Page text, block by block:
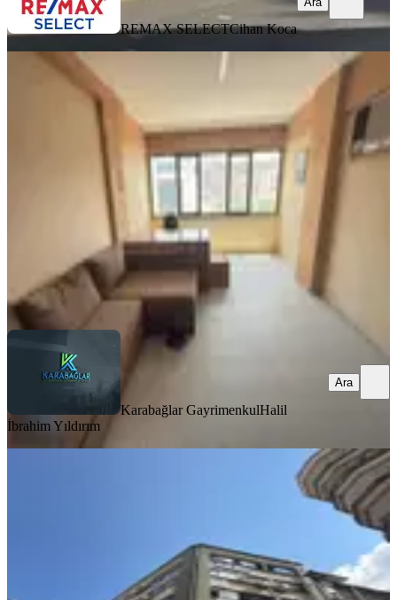
REMAX SELECTCihan Koca
Merkezi Konumda Klimalı Balkonlu
Mutfaklı Wcli
İzmir, Konak
2 Oda·45 m²·5. Kat·04.08.2026
15.000 ₺
Karabağlar GayrimenkulHalil İbrahim Yıldırım
Ara
Karabağlar GayrimenkulHalil
İbrahim Yıldırım
Ara
İlkadım Merkez'de Subaşı Optiğin
Üzerinde Kiralık Ofis Katı 1+1
81 m² · 1. Kat·03.08.2026
23.000 ₺